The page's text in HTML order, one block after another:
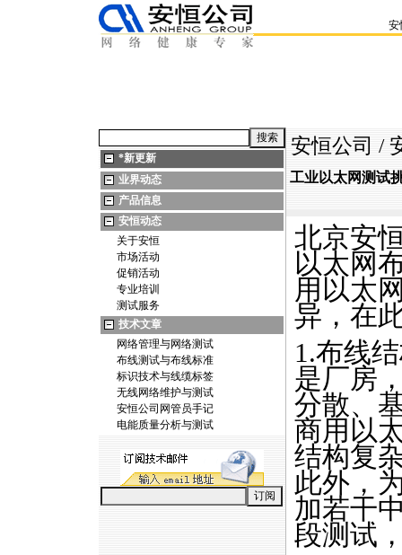
安
*新更新
业界动态
产品信息
安恒动态
关于安恒
市场活动
促销活动
专业培训
测试服务
技术文章
网络管理与网络测试
布线测试与布线标准
标识技术与线缆标签
无线网络维护与测试
安恒公司网管员手记
电能质量分析与测试
安恒公司 /
工业以太网测试
北京安
以太网
用以太
异，在
1.布线
是厂房
分散、
商用以
结构复
此外，
加若干
段测试